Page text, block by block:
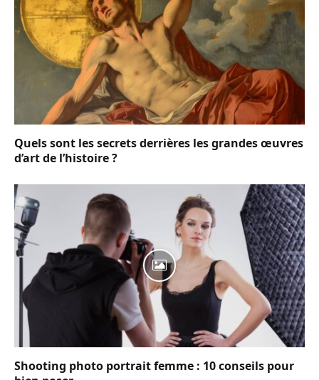
Quels sont les secrets derrières les grandes œuvres
d’art de l’histoire ?
Shooting photo portrait femme : 10 conseils pour